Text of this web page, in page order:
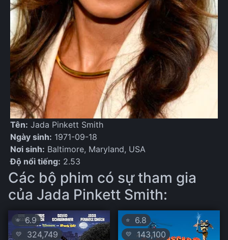
Tên: Jada Pinkett Smith
Ngày sinh: 1971-09-18
Nơi sinh: Baltimore, Maryland, USA
Độ nổi tiếng: 2.53
Các bộ phim có sự tham gia
của Jada Pinkett Smith:
⭐ 6.9
💛 324,749
⭐ 6.8
💛 143,100